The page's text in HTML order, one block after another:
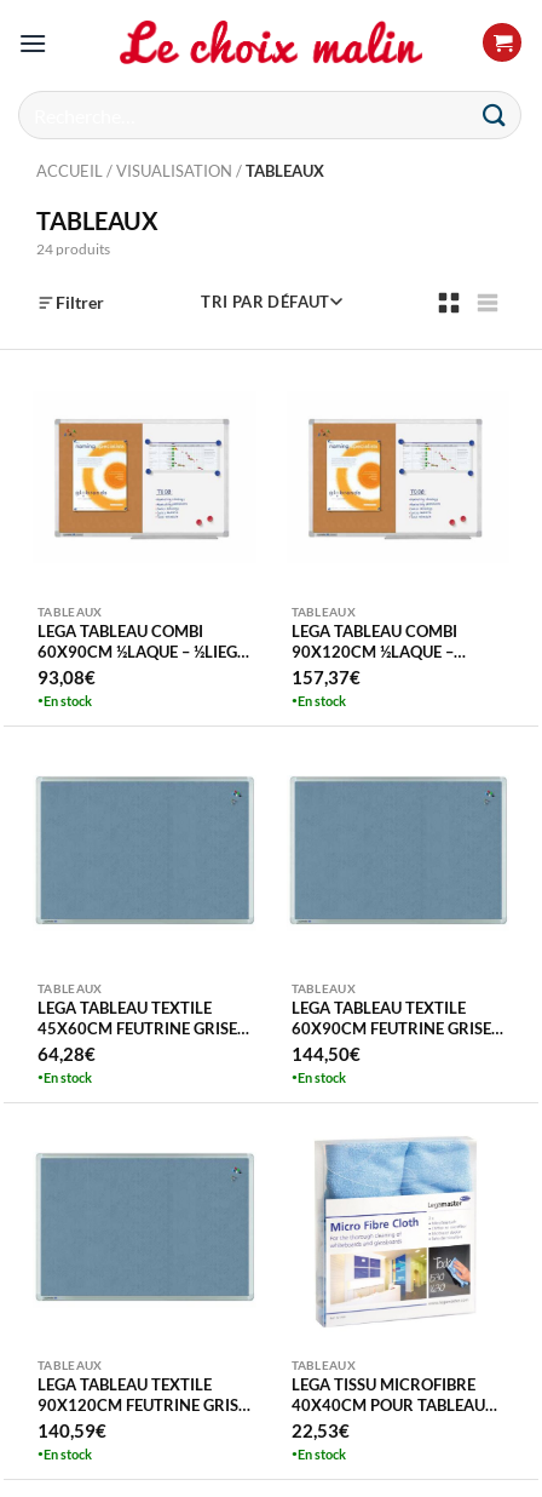
Recherche
pour :
ACCUEIL /VISUALISATION /TABLEAUX
TABLEAUX
24 produits
Filtrer TRI PAR DÉFAUT
TABLEAUX
LEGA TABLEAU COMBI
60X90CM ½LAQUE – ½LIEGE
– ECONOMY GARANTIE 5
ANS KIT FIX+SUPPORT
93,08€
En stock
TABLEAUX
LEGA TABLEAU COMBI
90X120CM ½LAQUE –
½LIEGE – ECONOMY
GARANTIE 5 ANS KIT
157,37€
En stock
TABLEAUX
LEGA TABLEAU TEXTILE
45X60CM FEUTRINE GRISE –
CADRE ALU TABLEAU
AFFICHAGE
64,28€
En stock
TABLEAUX
LEGA TABLEAU TEXTILE
60X90CM FEUTRINE GRISE –
CADRE ALU TABLEAU
AFFICHAGE
144,50€
En stock
TABLEAUX
LEGA TABLEAU TEXTILE
90X120CM FEUTRINE GRISE
– CADRE ALU TABLEAU
AFFICHAGE
140,59€
En stock
TABLEAUX
LEGA TISSU MICROFIBRE
40X40CM POUR TABLEAU
VERRE OU BLANC 2 PIECES
CHIFFONS
22,53€
En stock